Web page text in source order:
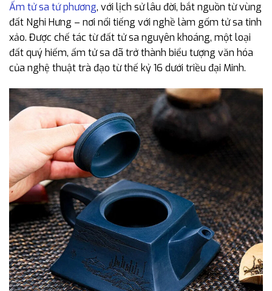
Ấm tử sa tứ phương, với lịch sử lâu đời, bắt nguồn từ vùng
đất Nghi Hưng – nơi nổi tiếng với nghề làm gốm tử sa tinh
xảo. Được chế tác từ đất tử sa nguyên khoáng, một loại
đất quý hiếm, ấm tử sa đã trở thành biểu tượng văn hóa
của nghệ thuật trà đạo từ thế kỷ 16 dưới triều đại Minh.